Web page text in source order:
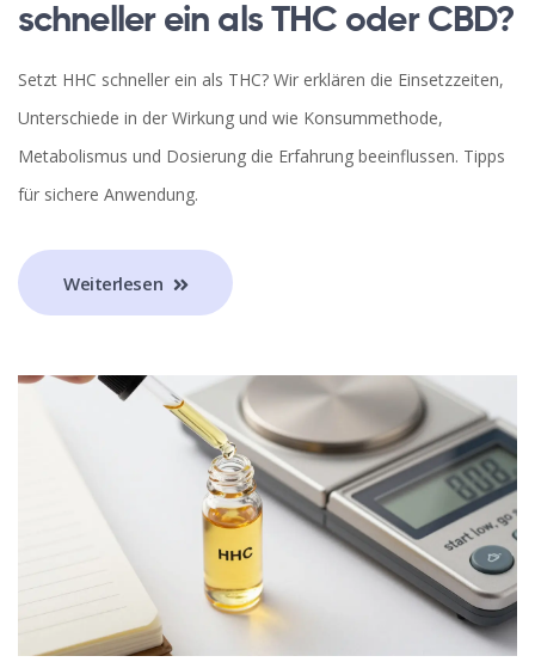
schneller ein als THC oder CBD?
Setzt HHC schneller ein als THC? Wir erklären die Einsetzzeiten,
Unterschiede in der Wirkung und wie Konsummethode,
Metabolismus und Dosierung die Erfahrung beeinflussen. Tipps
für sichere Anwendung.
Weiterlesen